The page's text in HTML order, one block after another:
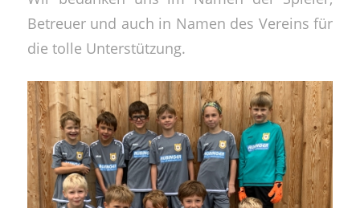
Betreuer und auch in Namen des Vereins für
die tolle Unterstützung.